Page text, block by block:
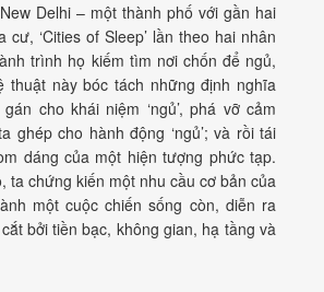
Delhi – một thành phố với gần hai
cư, ‘Cities of Sleep’ lần theo hai nhân
trình họ kiếm tìm nơi chốn để ngủ,
thuật này bóc tách những định nghĩa
cho khái niệm ‘ngủ’, phá vỡ cảm
ghép cho hành động ‘ngủ’; và rồi tái
dáng của một hiện tượng phức tạp.
ta chứng kiến một nhu cầu cơ bản của
một cuộc chiến sống còn, diễn ra
bởi tiền bạc, không gian, hạ tầng và